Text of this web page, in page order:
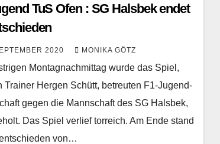
TuS Ofen : SG Halsbek endet
2020 MONIKA GÖTZ
Montagnachmittag wurde das Spiel,
Trainer Hergen Schütt, betreuten F1-Jugend-
gegen die Mannschaft des SG Halsbek,
Das Spiel verlief torreich. Am Ende stand
von…